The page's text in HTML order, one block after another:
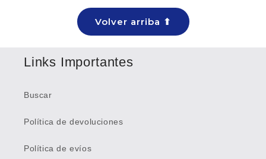
Volver arriba ⬆
Links Importantes
Buscar
Política de devoluciones
Política de evíos